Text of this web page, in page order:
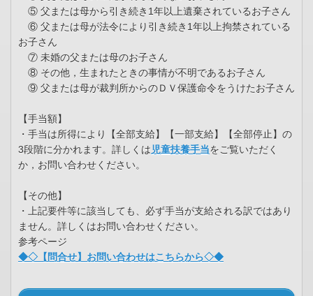
⑤ 父または母から引き続き1年以上遺棄されているお子さん
⑥ 父または母が法令により引き続き1年以上拘禁されている
お子さん
⑦ 未婚の父または母のお子さん
⑧ その他，生まれたときの事情が不明であるお子さん
⑨ 父または母が裁判所からのＤＶ保護命令をうけたお子さん
【手当額】
・手当は所得により【全部支給】【一部支給】【全部停止】の
3段階に分かれます。詳しくは児童扶養手当をご覧いただく
か，お問い合わせください。
【その他】
・上記要件等に該当しても、必ず手当が支給される訳ではあり
ません。詳しくはお問い合わせください。
参考ページ
◆◇【問合せ】お問い合わせはこちらから◇◆